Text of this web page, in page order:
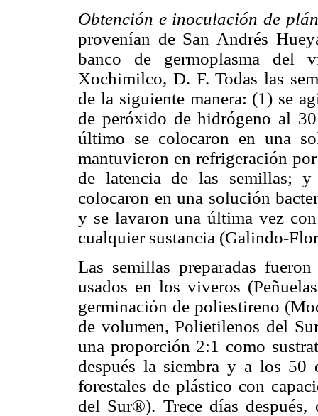
Obtención e inoculación de
provenían de San Andrés
banco de germoplasma del
Xochimilco, D. F. Todas las
de la siguiente manera: (1) se
de peróxido de hidrógeno al
último se colocaron en una
mantuvieron en refrigeración
de latencia de las semillas;
colocaron en una solución
y se lavaron una última vez
cualquier sustancia (Galindo-
Las semillas preparadas
usados en los viveros
germinación de poliestireno
de volumen, Polietilenos del
una proporción 2:1 como
después la siembra y a los 50
forestales de plástico con
del Sur®). Trece días después,